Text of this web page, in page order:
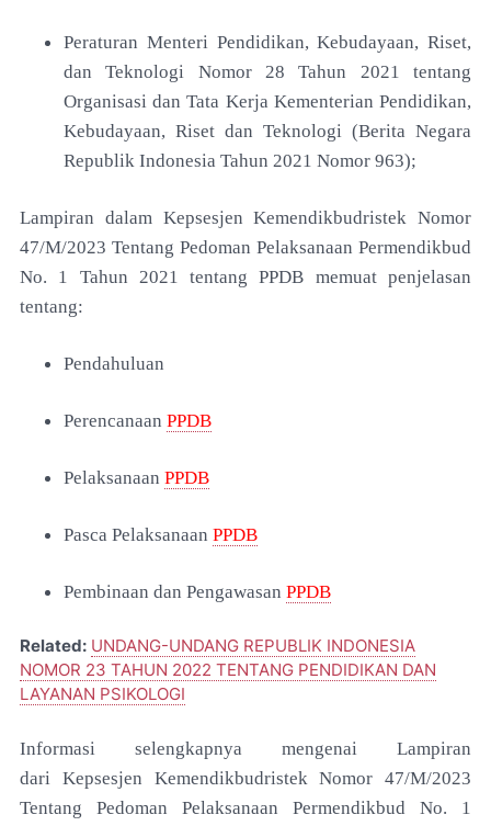
Peraturan Menteri Pendidikan, Kebudayaan, Riset,
danTeknologi Nomor 28 Tahun 2021 tentang
Organisasidan Tata Kerja Kementerian Pendidikan,
Kebudayaan, Riset dan Teknologi (Berita Negara
Republik Indonesia Tahun 2021 Nomor 963);
Lampiran dalam Kepsesjen Kemendikbudristek Nomor
47/M/2023 Tentang Pedoman Pelaksanaan Permendikbud
No. 1 Tahun 2021 tentang PPDB memuat penjelasan
tentang:
Pendahuluan
Perencanaan PPDB
Pelaksanaan PPDB
Pasca Pelaksanaan PPDB
Pembinaan dan Pengawasan PPDB
Related: UNDANG-UNDANG REPUBLIK INDONESIA
NOMOR 23 TAHUN 2022 TENTANG PENDIDIKAN DAN
LAYANAN PSIKOLOGI
Informasi selengkapnya mengenai Lampiran
dari Kepsesjen Kemendikbudristek Nomor 47/M/2023
Tentang Pedoman Pelaksanaan Permendikbud No. 1